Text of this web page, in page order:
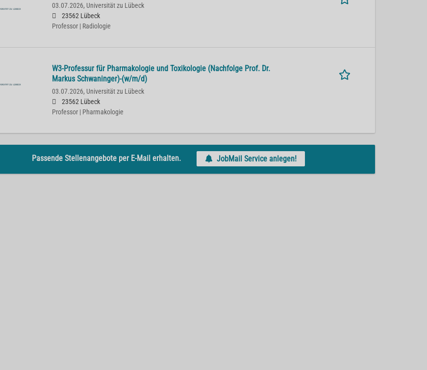
03.07.2026, Universität zu Lübeck
23562 Lübeck
Professor | Radiologie
W3-Professur für Pharmakologie und Toxikologie (Nachfolge Prof. Dr.
Markus Schwaninger)-(w/m/d)
03.07.2026, Universität zu Lübeck
23562 Lübeck
Professor | Pharmakologie
Passende Stellenangebote per E-Mail erhalten. JobMail Service anlegen!